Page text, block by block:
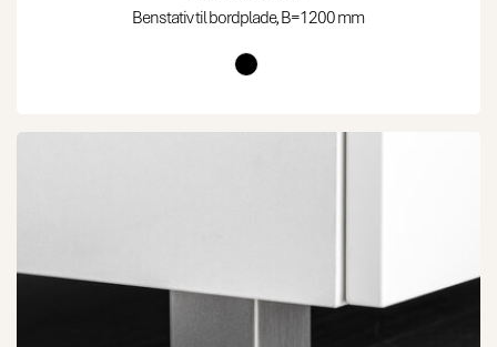
Benstativ til bordplade, B=1200 mm